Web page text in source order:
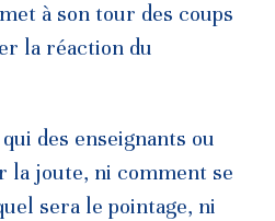
à son tour des coups
la réaction du
des enseignants ou
la joute, ni comment se
sera le pointage, ni